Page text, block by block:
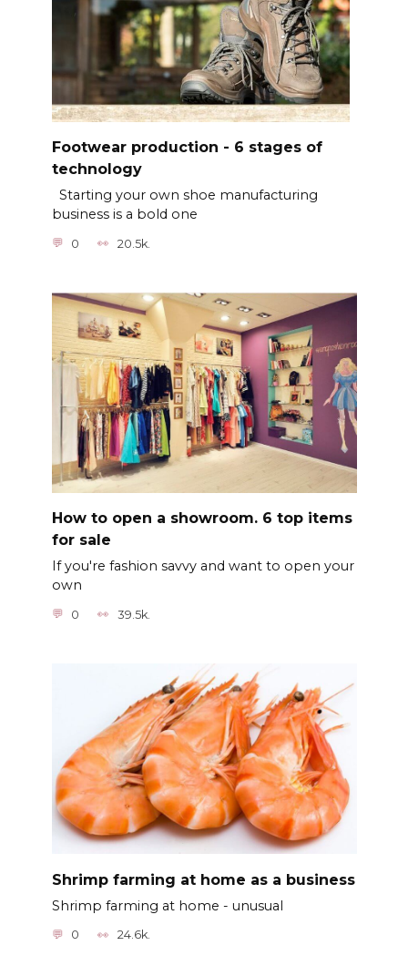
Footwear production - 6 stages of
technology
Starting your own shoe manufacturing
business is a bold one
0 20.5k.
How to open a showroom. 6 top items
for sale
If you're fashion savvy and want to open your
own
0 39.5k.
Shrimp farming at home as a business
Shrimp farming at home - unusual
0 24.6k.